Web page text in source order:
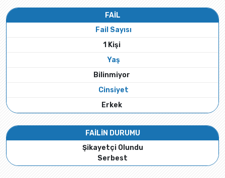
FAİL
Fail Sayısı
1 Kişi
Yaş
Bilinmiyor
Cinsiyet
Erkek
FAİLİN DURUMU
Şikayetçi Olundu
Serbest